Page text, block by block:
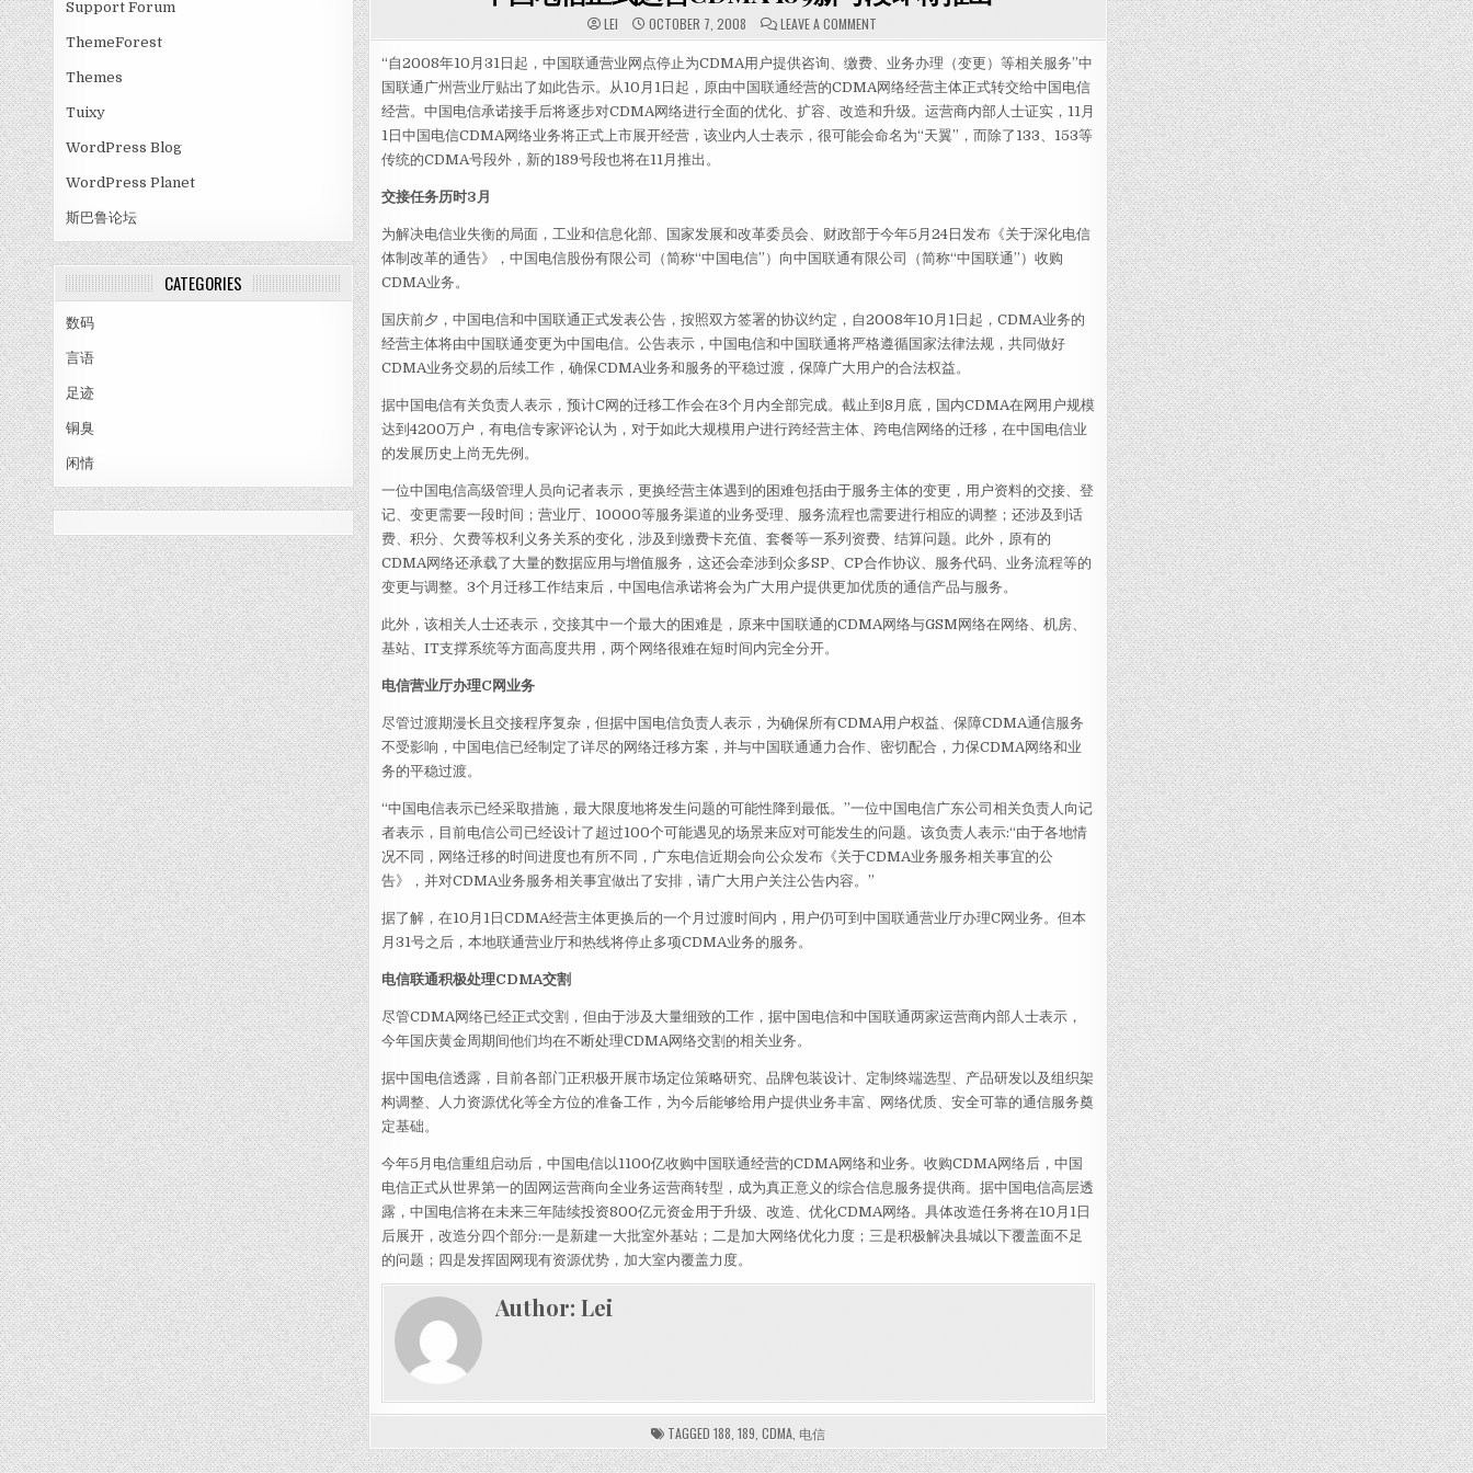
Support Forum
ThemeForest
Themes
Tuixy
WordPress Blog
WordPress Planet
斯巴鲁论坛
CATEGORIES
数码
言语
足迹
铜臭
闲情
LEI OCTOBER 7, 2008 LEAVE A COMMENT ON 中国电信正式运营CDMA 189新号段即将推出
“自2008年10月31日起，中国联通营业网点停止为CDMA用户提供咨询、缴费、业务办理（变更）等相关服务”中
国联通广州营业厅贴出了如此告示。从10月1日起，原由中国联通经营的CDMA网络经营主体正式转交给中国电信
经营。中国电信承诺接手后将逐步对CDMA网络进行全面的优化、扩容、改造和升级。运营商内部人士证实，11月
1日中国电信CDMA网络业务将正式上市展开经营，该业内人士表示，很可能会命名为“天翼”，而除了133、153等
传统的CDMA号段外，新的189号段也将在11月推出。
交接任务历时3月
为解决电信业失衡的局面，工业和信息化部、国家发展和改革委员会、财政部于今年5月24日发布《关于深化电信
体制改革的通告》，中国电信股份有限公司（简称“中国电信”）向中国联通有限公司（简称“中国联通”）收购
CDMA业务。
国庆前夕，中国电信和中国联通正式发表公告，按照双方签署的协议约定，自2008年10月1日起，CDMA业务的
经营主体将由中国联通变更为中国电信。公告表示，中国电信和中国联通将严格遵循国家法律法规，共同做好
CDMA业务交易的后续工作，确保CDMA业务和服务的平稳过渡，保障广大用户的合法权益。
据中国电信有关负责人表示，预计C网的迁移工作会在3个月内全部完成。截止到8月底，国内CDMA在网用户规模
达到4200万户，有电信专家评论认为，对于如此大规模用户进行跨经营主体、跨电信网络的迁移，在中国电信业
的发展历史上尚无先例。
一位中国电信高级管理人员向记者表示，更换经营主体遇到的困难包括由于服务主体的变更，用户资料的交接、登
记、变更需要一段时间；营业厅、10000等服务渠道的业务受理、服务流程也需要进行相应的调整；还涉及到话
费、积分、欠费等权利义务关系的变化，涉及到缴费卡充值、套餐等一系列资费、结算问题。此外，原有的
CDMA网络还承载了大量的数据应用与增值服务，这还会牵涉到众多SP、CP合作协议、服务代码、业务流程等的
变更与调整。3个月迁移工作结束后，中国电信承诺将会为广大用户提供更加优质的通信产品与服务。
此外，该相关人士还表示，交接其中一个最大的困难是，原来中国联通的CDMA网络与GSM网络在网络、机房、
基站、IT支撑系统等方面高度共用，两个网络很难在短时间内完全分开。
电信营业厅办理C网业务
尽管过渡期漫长且交接程序复杂，但据中国电信负责人表示，为确保所有CDMA用户权益、保障CDMA通信服务
不受影响，中国电信已经制定了详尽的网络迁移方案，并与中国联通通力合作、密切配合，力保CDMA网络和业
务的平稳过渡。
“中国电信表示已经采取措施，最大限度地将发生问题的可能性降到最低。”一位中国电信广东公司相关负责人向记
者表示，目前电信公司已经设计了超过100个可能遇见的场景来应对可能发生的问题。该负责人表示:“由于各地情
况不同，网络迁移的时间进度也有所不同，广东电信近期会向公众发布《关于CDMA业务服务相关事宜的公
告》，并对CDMA业务服务相关事宜做出了安排，请广大用户关注公告内容。”
据了解，在10月1日CDMA经营主体更换后的一个月过渡时间内，用户仍可到中国联通营业厅办理C网业务。但本
月31号之后，本地联通营业厅和热线将停止多项CDMA业务的服务。
电信联通积极处理CDMA交割
尽管CDMA网络已经正式交割，但由于涉及大量细致的工作，据中国电信和中国联通两家运营商内部人士表示，
今年国庆黄金周期间他们均在不断处理CDMA网络交割的相关业务。
据中国电信透露，目前各部门正积极开展市场定位策略研究、品牌包装设计、定制终端选型、产品研发以及组织架
构调整、人力资源优化等全方位的准备工作，为今后能够给用户提供业务丰富、网络优质、安全可靠的通信服务奠
定基础。
今年5月电信重组启动后，中国电信以1100亿收购中国联通经营的CDMA网络和业务。收购CDMA网络后，中国
电信正式从世界第一的固网运营商向全业务运营商转型，成为真正意义的综合信息服务提供商。据中国电信高层透
露，中国电信将在未来三年陆续投资800亿元资金用于升级、改造、优化CDMA网络。具体改造任务将在10月1日
后展开，改造分四个部分:一是新建一大批室外基站；二是加大网络优化力度；三是积极解决县城以下覆盖面不足
的问题；四是发挥固网现有资源优势，加大室内覆盖力度。
Author: Lei
TAGGED 188 189 CDMA, 电信